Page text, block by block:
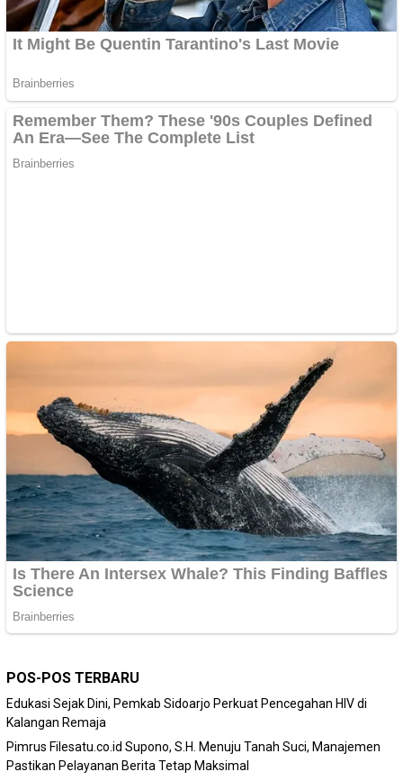
POS-POS TERBARU
Edukasi Sejak Dini, Pemkab Sidoarjo Perkuat Pencegahan HIV di
Kalangan Remaja
Pimrus Filesatu.co.id Supono, S.H. Menuju Tanah Suci, Manajemen
Pastikan Pelayanan Berita Tetap Maksimal